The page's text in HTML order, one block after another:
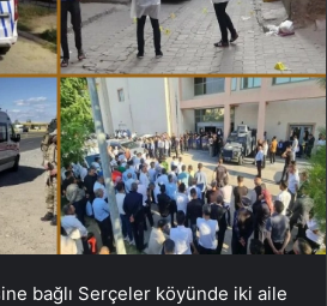
bağlı Serçeler köyünde iki aile